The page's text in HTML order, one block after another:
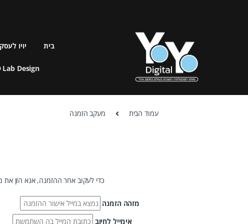
בית יויו
Lab Design
עמוד הבית מעקב הזמנה
כדי לעקוב אחר ההזמנה, אנא הזן
מזהה הזמנה
אימייל לחיוב